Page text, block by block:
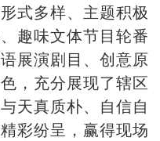
式多样、主题积极
趣味文体节目轮番
展演剧目、创意原
，充分展现了辖区
天真质朴、自信自
彩纷呈，赢得现场